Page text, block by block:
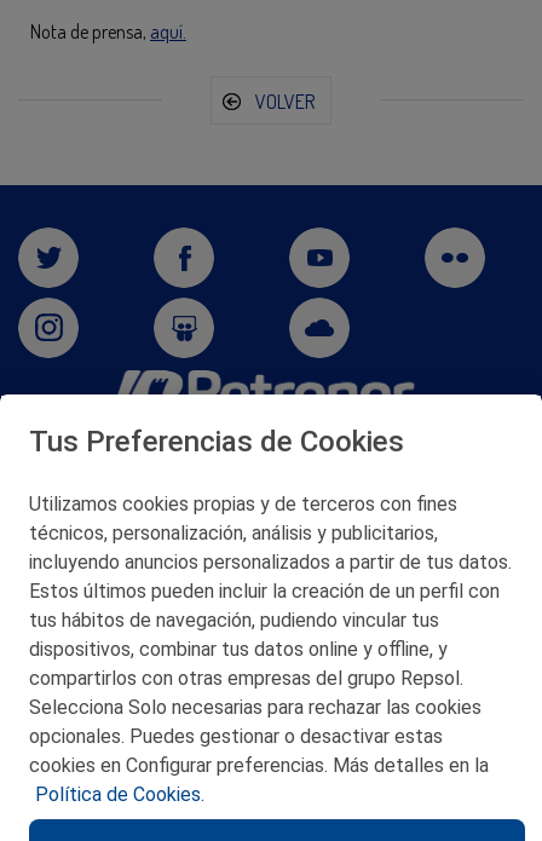
Nota de prensa, aquí.
VOLVER
San Martín 5-Edificio Muñatones,
© 2026 Petronor S.A.
CONTACTO
MAPA WEB
POLITICA DE PRIVACIDAD
Tus Preferencias de Cookies
Utilizamos cookies propias y de terceros con fines
técnicos, personalización, análisis y publicitarios,
incluyendo anuncios personalizados a partir de tus datos.
Estos últimos pueden incluir la creación de un perfil con
tus hábitos de navegación, pudiendo vincular tus
dispositivos, combinar tus datos online y offline, y
compartirlos con otras empresas del grupo Repsol.
Selecciona Solo necesarias para rechazar las cookies
opcionales. Puedes gestionar o desactivar estas
cookies en Configurar preferencias. Más detalles en la
Política de Cookies.